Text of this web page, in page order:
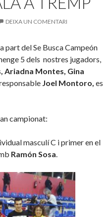
DEIXA UN COMENTARI
part del Se Busca Campeón
5 dels nostres jugadors,
Ariadna Montes, Gina
Joel Montoro, es
campionat:
masculí C i primer en el
Ramón Sosa.